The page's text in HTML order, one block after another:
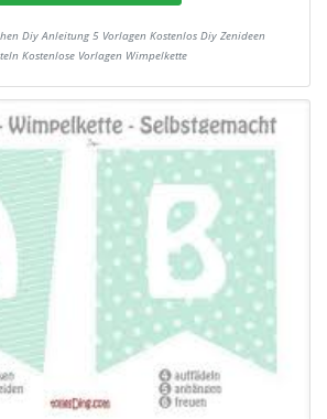
Diy Anleitung 5 Vorlagen Kostenlos Diy Zenideen
Kostenlose Vorlagen Wimpelkette